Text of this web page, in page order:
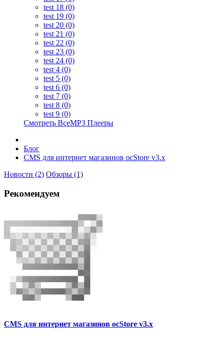
test 18 (0)
test 19 (0)
test 20 (0)
test 21 (0)
test 22 (0)
test 23 (0)
test 24 (0)
test 4 (0)
test 5 (0)
test 6 (0)
test 7 (0)
test 8 (0)
test 9 (0)
Смотреть ВсеMP3 Плееры
Блог
CMS для интернет магазинов ocStore v3.x
Новости (2) Обзоры (1)
Рекомендуем
CMS для интернет магазинов ocStore v3.x